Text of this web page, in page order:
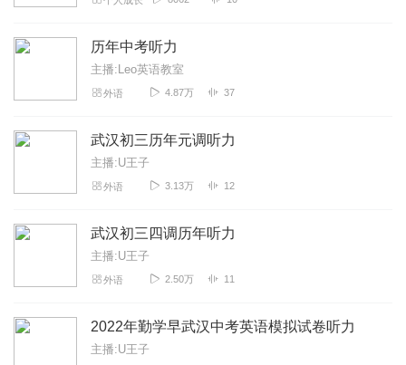
历年中考听力
主播:Leo英语教室
外语 4.87万 37
武汉初三历年元调听力
主播:U王子
外语 3.13万 12
武汉初三四调历年听力
主播:U王子
外语 2.50万 11
2022年勤学早武汉中考英语模拟试卷听力
主播:U王子